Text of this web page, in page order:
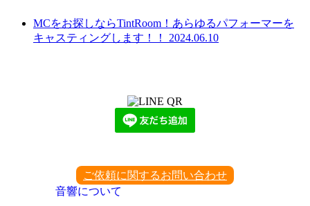
MCをお探しならTintRoom！あらゆるパフォーマーを
キャスティングします！！
2024.06.10
ご依頼に関するお問い合わせ
音響について